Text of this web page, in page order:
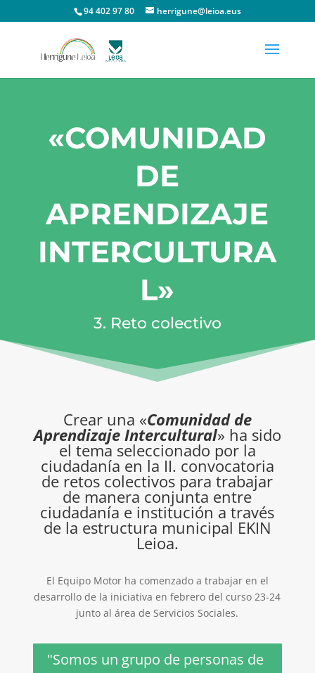
94 402 97 80 herrigune@leioa.eus
«COMUNIDAD
DE
APRENDIZAJE
INTERCULTURA
L»
3. Reto colectivo
Crear una «Comunidad de
Aprendizaje Intercultural» ha sido
el tema seleccionado por la
ciudadanía en la II. convocatoria
de retos colectivos para trabajar
de manera conjunta entre
ciudadanía e institución a través
de la estructura municipal EKIN
Leioa.
El Equipo Motor ha comenzado a trabajar en el
desarrollo de la iniciativa en febrero del curso 23-24
junto al área de Servicios Sociales.
"Somos un grupo de personas de